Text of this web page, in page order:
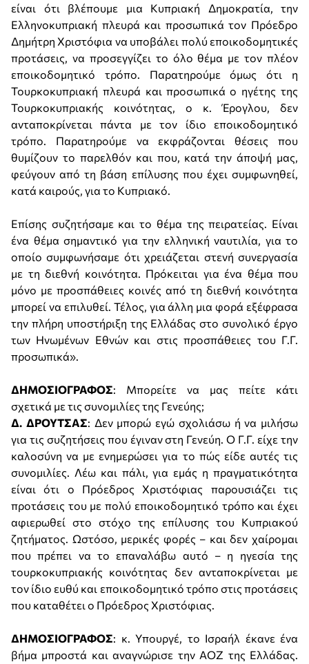
είναι ότι βλέπουμε μια Κυπριακή Δημοκρατία, την
Ελληνοκυπριακή πλευρά και προσωπικά τον Πρόεδρο
Δημήτρη Χριστόφια να υποβάλει πολύ εποικοδομητικές
προτάσεις, να προσεγγίζει το όλο θέμα με τον πλέον
εποικοδομητικό τρόπο. Παρατηρούμε όμως ότι η
Τουρκοκυπριακή πλευρά και προσωπικά ο ηγέτης της
Τουρκοκυπριακής κοινότητας, ο κ. Έρογλου, δεν
ανταποκρίνεται πάντα με τον ίδιο εποικοδομητικό
τρόπο. Παρατηρούμε να εκφράζονται θέσεις που
θυμίζουν το παρελθόν και που, κατά την άποψή μας,
φεύγουν από τη βάση επίλυσης που έχει συμφωνηθεί,
κατά καιρούς, για το Κυπριακό.
Επίσης συζητήσαμε και το θέμα της πειρατείας. Είναι
ένα θέμα σημαντικό για την ελληνική ναυτιλία, για το
οποίο συμφωνήσαμε ότι χρειάζεται στενή συνεργασία
με τη διεθνή κοινότητα. Πρόκειται για ένα θέμα που
μόνο με προσπάθειες κοινές από τη διεθνή κοινότητα
μπορεί να επιλυθεί. Τέλος, για άλλη μια φορά εξέφρασα
την πλήρη υποστήριξη της Ελλάδας στο συνολικό έργο
των Ηνωμένων Εθνών και στις προσπάθειες του Γ.Γ.
προσωπικά».
ΔΗΜΟΣΙΟΓΡΑΦΟΣ: Μπορείτε να μας πείτε κάτι
σχετικά με τις συνομιλίες της Γενεύης;
Δ. ΔΡΟΥΤΣΑΣ: Δεν μπορώ εγώ σχολιάσω ή να μιλήσω
για τις συζητήσεις που έγιναν στη Γενεύη. Ο Γ.Γ. είχε την
καλοσύνη να με ενημερώσει για το πώς είδε αυτές τις
συνομιλίες. Λέω και πάλι, για εμάς η πραγματικότητα
είναι ότι ο Πρόεδρος Χριστόφιας παρουσιάζει τις
προτάσεις του με πολύ εποικοδομητικό τρόπο και έχει
αφιερωθεί στο στόχο της επίλυσης του Κυπριακού
ζητήματος. Ωστόσο, μερικές φορές – και δεν χαίρομαι
που πρέπει να το επαναλάβω αυτό – η ηγεσία της
τουρκοκυπριακής κοινότητας δεν ανταποκρίνεται με
τον ίδιο ευθύ και εποικοδομητικό τρόπο στις προτάσεις
που καταθέτει ο Πρόεδρος Χριστόφιας.
ΔΗΜΟΣΙΟΓΡΑΦΟΣ: κ. Υπουργέ, το Ισραήλ έκανε ένα
βήμα μπροστά και αναγνώρισε την ΑΟΖ της Ελλάδας.